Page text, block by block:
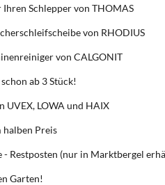
Schlepper von THOMAS
von RHODIUS
von CALGONIT
ab 3 Stück!
UVEX, LOWA und HAIX
halben Preis
- Restposten (nur in Marktbergel
Garten!